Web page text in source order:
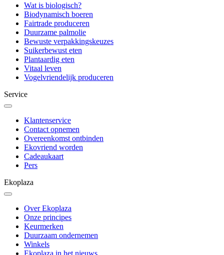
Wat is biologisch?
Biodynamisch boeren
Fairtrade produceren
Duurzame palmolie
Bewuste verpakkingskeuzes
Suikerbewust eten
Plantaardig eten
Vitaal leven
Vogelvriendelijk produceren
Service
Klantenservice
Contact opnemen
Overeenkomst ontbinden
Ekovriend worden
Cadeaukaart
Pers
Ekoplaza
Over Ekoplaza
Onze principes
Keurmerken
Duurzaam ondernemen
Winkels
Ekoplaza in het nieuws